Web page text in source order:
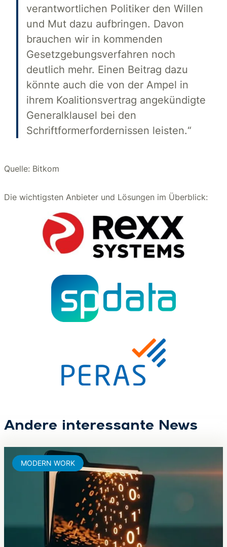
verantwortlichen Politiker den Willen
und Mut dazu aufbringen. Davon
brauchen wir in kommenden
Gesetzgebungsverfahren noch
deutlich mehr. Einen Beitrag dazu
könnte auch die von der Ampel in
ihrem Koalitionsvertrag angekündigte
Generalklausel bei den
Schriftformerfordernissen leisten.“
Quelle: Bitkom
Die wichtigsten Anbieter und Lösungen im Überblick:
Andere interessante News
MODERN WORK